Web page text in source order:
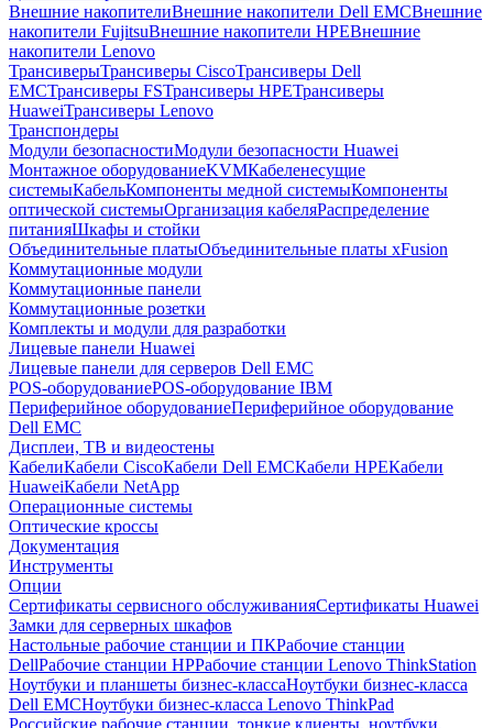
Внешние накопителиВнешние накопители Dell EMCВнешние
накопители FujitsuВнешние накопители HPEВнешние
накопители Lenovo
ТрансиверыТрансиверы CiscoТрансиверы Dell
EMCТрансиверы FSТрансиверы HPEТрансиверы
HuaweiТрансиверы Lenovo
Транспондеры
Модули безопасностиМодули безопасности Huawei
Монтажное оборудованиеKVMКабеленесущие
системыКабельКомпоненты медной системыКомпоненты
оптической системыОрганизация кабеляРаспределение
питанияШкафы и стойки
Объединительные платыОбъединительные платы xFusion
Коммутационные модули
Коммутационные панели
Коммутационные розетки
Комплекты и модули для разработки
Лицевые панели Huawei
Лицевые панели для серверов Dell EMC
POS-оборудованиеPOS-оборудование IBM
Периферийное оборудованиеПериферийное оборудование
Dell EMC
Дисплеи, ТВ и видеостены
КабелиКабели CiscoКабели Dell EMCКабели HPEКабели
HuaweiКабели NetApp
Операционные системы
Оптические кроссы
Документация
Инструменты
Опции
Сертификаты сервисного обслуживанияСертификаты Huawei
Замки для серверных шкафов
Настольные рабочие станции и ПКРабочие станции
DellРабочие станции HPРабочие станции Lenovo ThinkStation
Ноутбуки и планшеты бизнес-классаНоутбуки бизнес-класса
Dell EMCНоутбуки бизнес-класса Lenovo ThinkPad
Российские рабочие станции, тонкие клиенты, ноутбуки,